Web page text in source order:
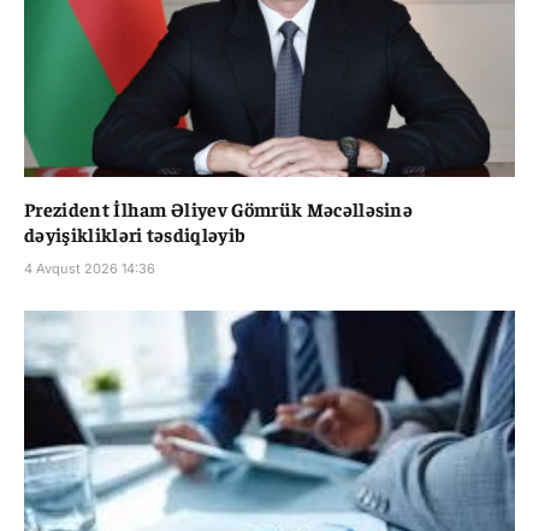
Prezident İlham Əliyev Gömrük Məcəlləsinə
dəyişiklikləri təsdiqləyib
4 Avqust 2026 14:36